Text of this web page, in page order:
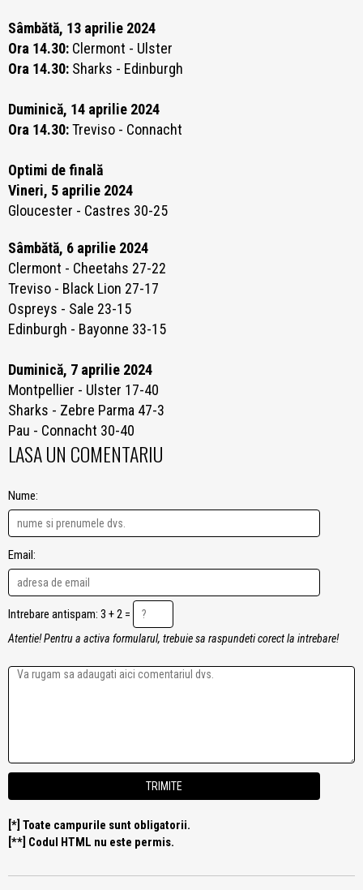
Sâmbătă, 13 aprilie 2024
Ora 14.30: Clermont - Ulster
Ora 14.30: Sharks - Edinburgh
Duminică, 14 aprilie 2024
Ora 14.30:Treviso - Connacht
Optimi de finală
Vineri, 5 aprilie 2024
Gloucester - Castres 30-25
Sâmbătă, 6 aprilie 2024
Clermont - Cheetahs 27-22
Treviso - Black Lion 27-17
Ospreys - Sale 23-15
Edinburgh - Bayonne 33-15
Duminică, 7 aprilie 2024
Montpellier - Ulster 17-40
Sharks - Zebre Parma 47-3
Pau - Connacht 30-40
LASA UN COMENTARIU
Nume:
Email:
Intrebare antispam: 3 + 2 =
Atentie! Pentru a activa formularul, trebuie sa raspundeti corect la intrebare!
[*] Toate campurile sunt obligatorii.
[**] Codul HTML nu este permis.